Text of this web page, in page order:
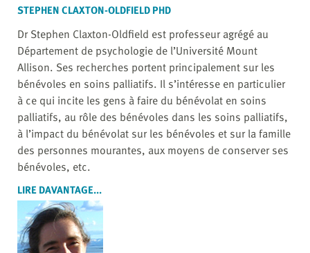
STEPHEN CLAXTON-OLDFIELD PHD
Dr Stephen Claxton-Oldfield est professeur agrégé au
Département de psychologie de l’Université Mount
Allison. Ses recherches portent principalement sur les
bénévoles en soins palliatifs. Il s’intéresse en particulier
à ce qui incite les gens à faire du bénévolat en soins
palliatifs, au rôle des bénévoles dans les soins palliatifs,
à l’impact du bénévolat sur les bénévoles et sur la famille
des personnes mourantes, aux moyens de conserver ses
bénévoles, etc.
LIRE DAVANTAGE...